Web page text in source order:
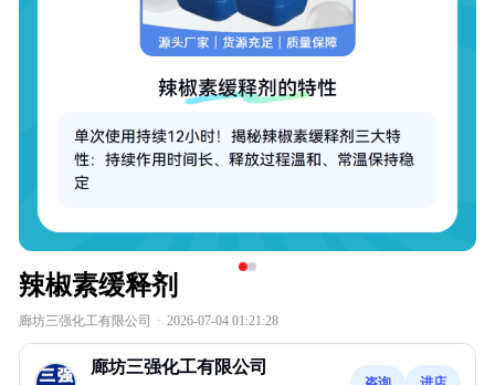
辣椒素缓释剂
廊坊三强化工有限公司 · 2026-07-04 01:21:28
廊坊三强化工有限公司